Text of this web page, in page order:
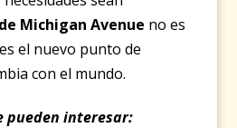
Michigan Avenue no es
el nuevo punto de
con el mundo.
pueden interesar: